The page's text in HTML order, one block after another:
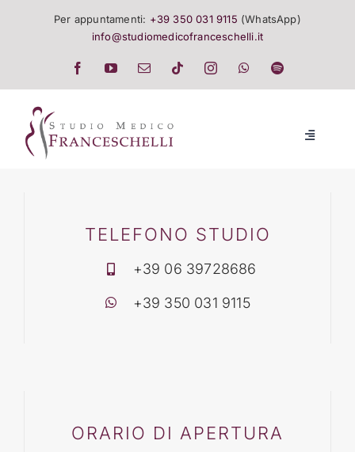
Per appuntamenti: +39 350 031 9115 (WhatsApp)
info@studiomedicofranceschelli.it
Toggle
SALUTE E TRATTAMENTITELEFONO STUDIO
+39 06 39728686
+39 350 031 9115
ORARIO DI APERTURA